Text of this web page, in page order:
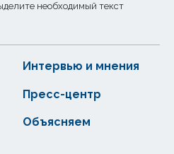
необходимый текст
Интервью и мнения
Пресс-центр
Объясняем